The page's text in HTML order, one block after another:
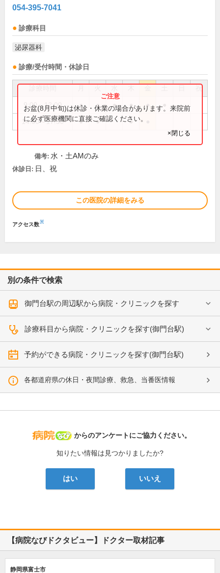
054-395-7041
診療科目
泌尿器科
診療/受付時間・休診日
祝
9:00～12:00 ● ● ● ● ●
14:00～17:30 ● ● ●
お盆(8月中旬)は休診・休業の場合があります。来院前
に必ず医療機関に直接ご確認ください。
×閉じる
備考: 水・土AMのみ
休診日: 日、祝
この医院の詳細をみる
アクセス数※
別の条件で検索
御門台駅の周辺駅から病院・クリニックを探す
診療科目から病院・クリニックを探す(御門台駅)
予約ができる病院・クリニックを探す(御門台駅)
各都道府県の休日・夜間診療、救急、当番医情報
病院なび
からのアンケートにご協力ください。
知りたい情報は見つかりましたか?
はい いいえ
【病院なびドクタビュー】ドクター取材記事
静岡県富士市